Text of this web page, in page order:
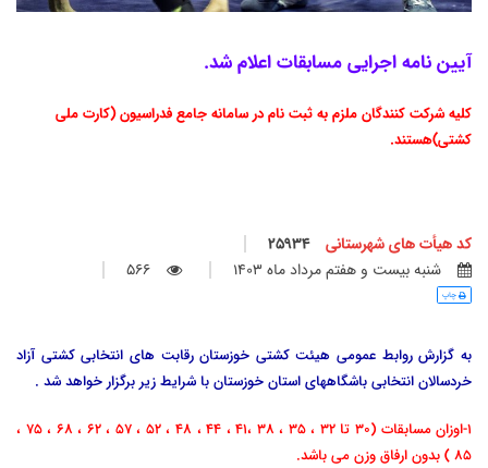
آیین نامه اجرایی مسابقات اعلام شد.
کلیه شرکت کنندگان ملزم به ثبت نام در سامانه جامع فدراسیون (کارت ملی
کشتی)هستند.
کد هیأت های شهرستانی
شنبه بيست و هفتم مرداد ماه 1403
566
چاپ
به گزارش روابط عمومی هیئت کشتی خوزستان رقابت های انتخابی کشتی آزاد
خردسالان انتخابی باشگاههای استان خوزستان با شرایط زیر برگزار خواهد شد .
1-اوزان مسابقات
(30 تا 32 ، 35 ، 38 ،41 ، 44 ، 48 ، 52 ، 57 ، 62 ، 68 ، 75 ،
85 ) بد
ون ارفاق وزن می باشد.